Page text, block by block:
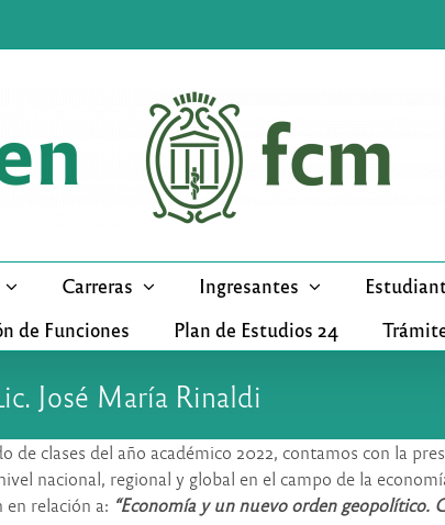
Carreras Ingresantes
de Funciones
Plan de Estudios 24
José María Rinaldi
de clases del año académico 2022, contamos con la
nacional, regional y global en el campo de la
relación a: “Economía y un nuevo orden geopolítico.